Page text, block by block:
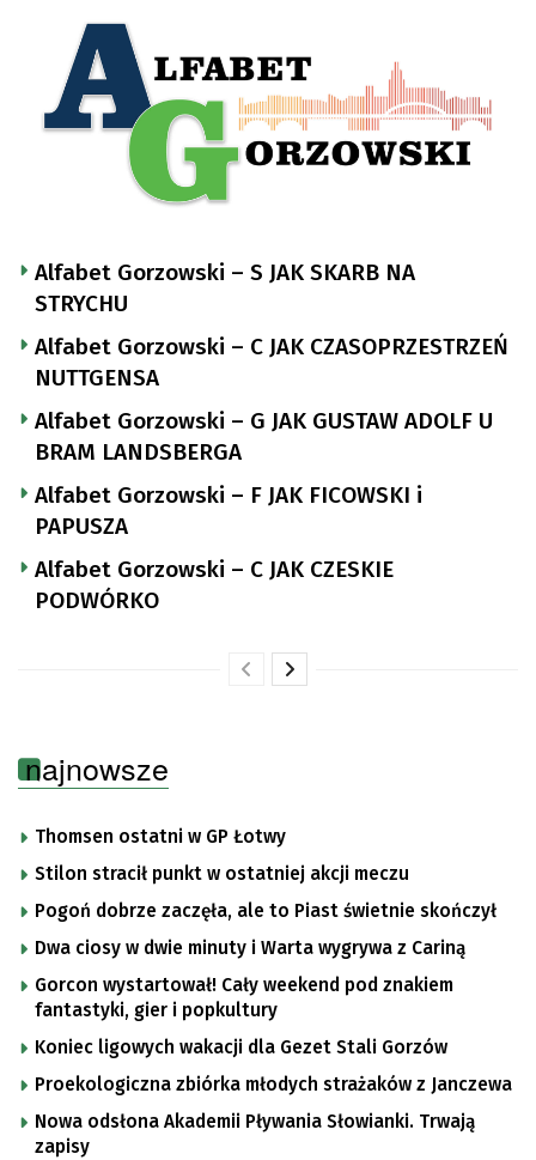
Alfabet Gorzowski – S JAK SKARB NA
STRYCHU
Alfabet Gorzowski – C JAK CZASOPRZESTRZEŃ
NUTTGENSA
Alfabet Gorzowski – G JAK GUSTAW ADOLF U
BRAM LANDSBERGA
Alfabet Gorzowski – F JAK FICOWSKI i
PAPUSZA
Alfabet Gorzowski – C JAK CZESKIE
PODWÓRKO
najnowsze
Thomsen ostatni w GP Łotwy
Stilon stracił punkt w ostatniej akcji meczu
Pogoń dobrze zaczęła, ale to Piast świetnie skończył
Dwa ciosy w dwie minuty i Warta wygrywa z Cariną
Gorcon wystartował! Cały weekend pod znakiem
fantastyki, gier i popkultury
Koniec ligowych wakacji dla Gezet Stali Gorzów
Proekologiczna zbiórka młodych strażaków z Janczewa
Nowa odsłona Akademii Pływania Słowianki. Trwają
zapisy